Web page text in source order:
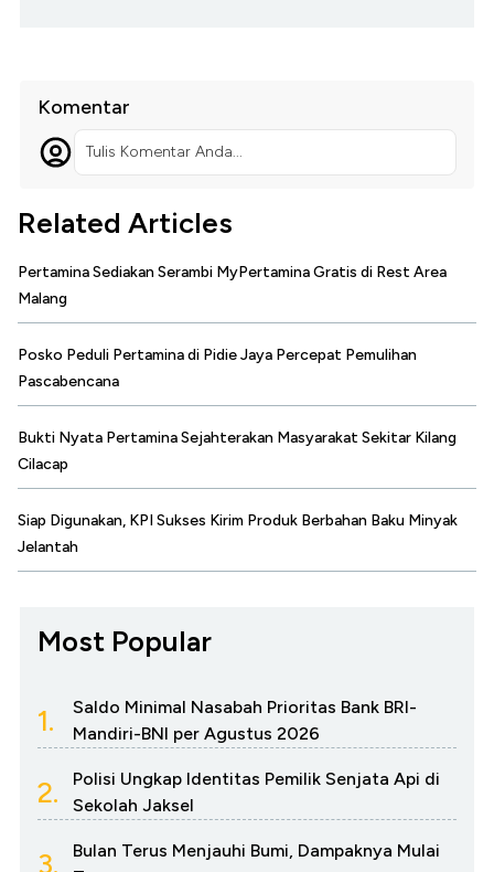
Komentar
Tulis Komentar Anda...
Related Articles
Pertamina Sediakan Serambi MyPertamina Gratis di Rest Area
Malang
Posko Peduli Pertamina di Pidie Jaya Percepat Pemulihan
Pascabencana
Bukti Nyata Pertamina Sejahterakan Masyarakat Sekitar Kilang
Cilacap
Siap Digunakan, KPI Sukses Kirim Produk Berbahan Baku Minyak
Jelantah
Most Popular
1.
Saldo Minimal Nasabah Prioritas Bank BRI-
Mandiri-BNI per Agustus 2026
2.
Polisi Ungkap Identitas Pemilik Senjata Api di
Sekolah Jaksel
3.
Bulan Terus Menjauhi Bumi, Dampaknya Mulai